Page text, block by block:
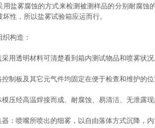
雾腐蚀的方式来检测被测样品的分别耐腐蚀
坏性，所以盐雾试验箱应运而行。
构造：
透明材料可清楚看到箱内测试物品和喷雾状况
板及其它元气件均固定在便于检查和维护的位
经高温焊接而成、耐腐蚀、易清洁、无泄露现
喷嘴所喷出的细雾，以自由落体方式沉降，内